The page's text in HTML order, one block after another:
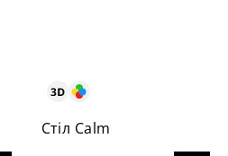
Стіл Calm